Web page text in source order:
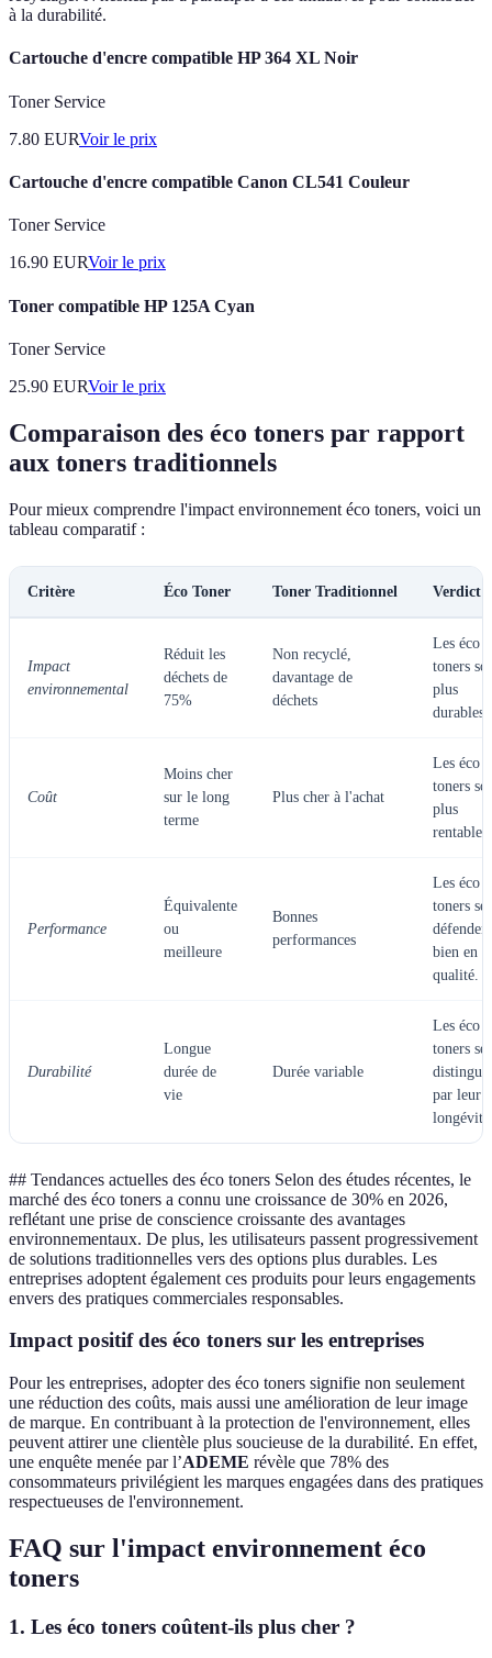
à la durabilité.
Cartouche d'encre compatible HP 364 XL Noir
Toner Service
7.80 EURVoir le prix
Cartouche d'encre compatible Canon CL541 Couleur
Toner Service
16.90 EURVoir le prix
Toner compatible HP 125A Cyan
Toner Service
25.90 EURVoir le prix
Comparaison des éco toners par rapport
aux toners traditionnels
Pour mieux comprendre l'impact environnement éco toners, voici un
tableau comparatif :
Critère Éco Toner Toner Traditionnel Verdict
Impact
environnemental
Réduit les
déchets de
75%
Non recyclé,
davantage de
déchets
Les éco
toners
plus
durables.
Coût
Moins cher
sur le long
terme
Plus cher à l'achat
Les éco
toners
plus
rentables.
Performance
Équivalente
ou
meilleure
Bonnes
performances
Les éco
toners se
défendent
bien en
qualité.
Durabilité
Longue
durée de
vie
Durée variable
Les éco
toners se
par leur
## Tendances actuelles des éco toners Selon des études récentes, le
marché des éco toners a connu une croissance de 30% en 2026,
reflétant une prise de conscience croissante des avantages
environnementaux. De plus, les utilisateurs passent progressivement
de solutions traditionnelles vers des options plus durables. Les
entreprises adoptent également ces produits pour leurs engagements
envers des pratiques commerciales responsables.
Impact positif des éco toners sur les entreprises
Pour les entreprises, adopter des éco toners signifie non seulement
une réduction des coûts, mais aussi une amélioration de leur image
de marque. En contribuant à la protection de l'environnement, elles
peuvent attirer une clientèle plus soucieuse de la durabilité. En effet,
une enquête menée par l’ADEME révèle que 78% des
consommateurs privilégient les marques engagées dans des pratiques
respectueuses de l'environnement.
FAQ sur l'impact environnement éco
toners
1. Les éco toners coûtent-ils plus cher ?